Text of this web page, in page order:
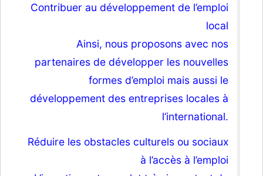
Contribuer au développement de l’emploi
local
Ainsi, nous proposons avec nos
partenaires de développer les nouvelles
formes d’emploi mais aussi le
développement des entreprises locales à
l’international.
Réduire les obstacles culturels ou sociaux
à l’accès à l’emploi